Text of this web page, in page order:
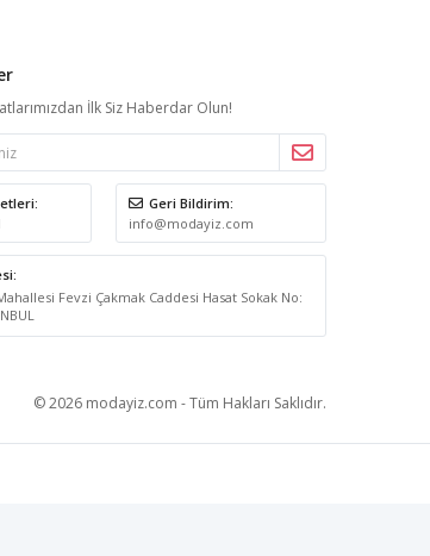
İlk Siz Haberdar Olun!
Geri Bildirim:
info@modayiz.com
Fevzi Çakmak Caddesi Hasat Sokak No:
© 2026 modayiz.com - Tüm Hakları Saklıdır.